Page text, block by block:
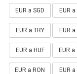
EUR a SGD EUR a
EUR a TRY EUR a
EUR a HUF EUR a
EUR a RON EUR a